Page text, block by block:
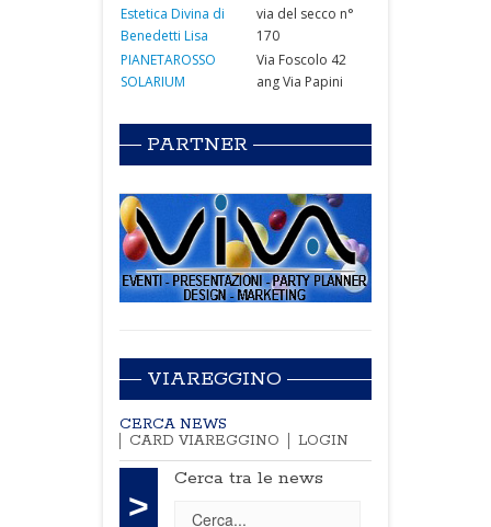
Estetica Divina di
Benedetti Lisa
via del secco n°
170
PIANETAROSSO
SOLARIUM
Via Foscolo 42
ang Via Papini
PARTNER
VIAREGGINO
CERCA NEWS
CARD VIAREGGINO
LOGIN
>
Cerca tra le news